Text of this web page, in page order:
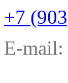
+7
E-mail: